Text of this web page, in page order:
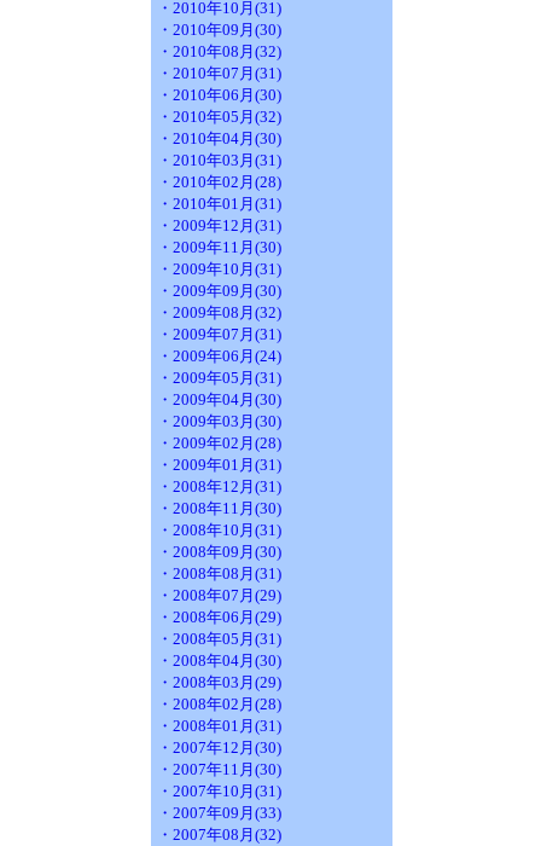
・2010年10月(31)
・2010年09月(30)
・2010年08月(32)
・2010年07月(31)
・2010年06月(30)
・2010年05月(32)
・2010年04月(30)
・2010年03月(31)
・2010年02月(28)
・2010年01月(31)
・2009年12月(31)
・2009年11月(30)
・2009年10月(31)
・2009年09月(30)
・2009年08月(32)
・2009年07月(31)
・2009年06月(24)
・2009年05月(31)
・2009年04月(30)
・2009年03月(30)
・2009年02月(28)
・2009年01月(31)
・2008年12月(31)
・2008年11月(30)
・2008年10月(31)
・2008年09月(30)
・2008年08月(31)
・2008年07月(29)
・2008年06月(29)
・2008年05月(31)
・2008年04月(30)
・2008年03月(29)
・2008年02月(28)
・2008年01月(31)
・2007年12月(30)
・2007年11月(30)
・2007年10月(31)
・2007年09月(33)
・2007年08月(32)